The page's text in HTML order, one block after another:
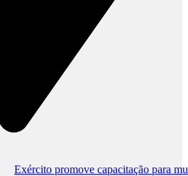
Exército promove capacitação para